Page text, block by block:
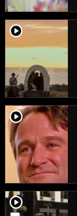
player2
player2
player2